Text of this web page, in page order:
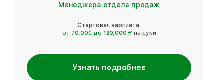
Менеджера отдела продаж
Стартовая зарплата:
от 70,000 до 120,000 ₽ на руки
Узнать подробнее